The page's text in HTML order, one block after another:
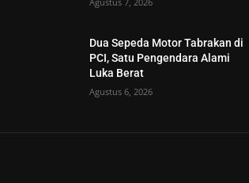
Dua Sepeda Motor Tabrakan di
PCI, Satu Pengendara Alami
Luka Berat
Agustus 6, 2026